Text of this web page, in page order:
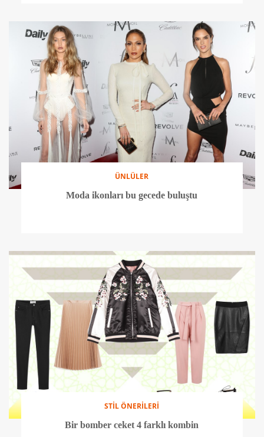
ÜNLÜLER
Moda ikonları bu gecede buluştu
STİL ÖNERİLERİ
Bir bomber ceket 4 farklı kombin